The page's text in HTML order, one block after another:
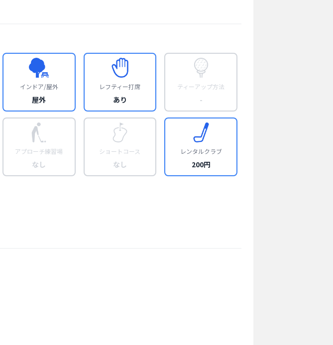
インドア/屋外
屋外
レフティー打席
あり
ティーアップ方法
-
アプローチ練習場
なし
ショートコース
なし
レンタルクラブ
200円